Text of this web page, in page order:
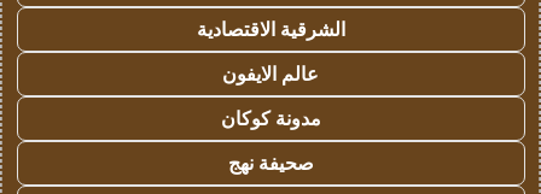
الشرقية الاقتصادية
عالم الايفون
مدونة كوكان
صحيفة نهج